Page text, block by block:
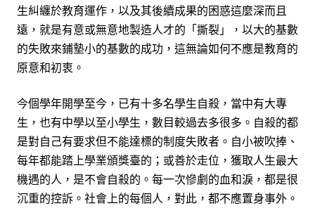
生糾纏於教育運作，以及其後續成果的困惑這麼深而且
遠，就是有意或無意地製造人才的「撕裂」，以大的基數
的失敗來鋪墊小的基數的成功，這無論如何不應是教育的
原意和初衷。
今個學年開學至今，已有十多名學生自殺，當中有大專
生，也有中學以至小學生，數目較過去多很多。自殺的都
是對自己有要求但不能達標的制度失敗者。自小被吹捧、
每年都能踏上學業頒獎臺的；或善於走位，獲取人生最大
機遇的人，是不會自殺的。每一次慘劇的血和淚，都是很
沉重的控訴。社會上的每個人，對此，都不應置身事外。